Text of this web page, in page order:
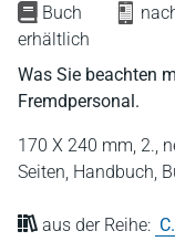
Buch
erhältlich
Was Sie beachten
Fremdpersonal.
170 X 240 mm, 2.,
Seiten, Handbuch,
aus der Reihe: